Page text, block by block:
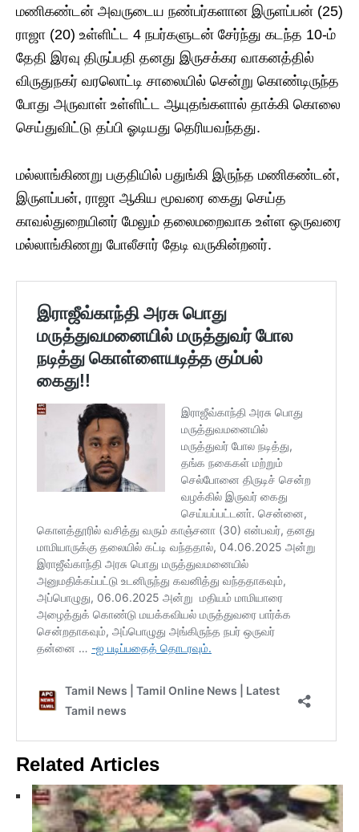
மணிகண்டன் அவருடைய நண்பர்களான இருளப்பன் (25)
ராஜா (20) உள்ளிட்ட 4 நபர்களுடன் சேர்ந்து கடந்த 10-ம்
தேதி இரவு திருப்பதி தனது இருசக்கர வாகனத்தில்
விருதுநகர் வரலொட்டி சாலையில் சென்று கொண்டிருந்த
போது அருவாள் உள்ளிட்ட ஆயுதங்களால் தாக்கி கொலை
செய்துவிட்டு தப்பி ஓடியது தெரியவந்தது.
மல்லாங்கிணறு பகுதியில் பதுங்கி இருந்த மணிகண்டன்,
இருளப்பன், ராஜா ஆகிய மூவரை கைது செய்த
காவல்துறையினர் மேலும் தலைமறைவாக உள்ள ஒருவரை
மல்லாங்கிணறு போலீசார் தேடி வருகின்றனர்.
Related Articles